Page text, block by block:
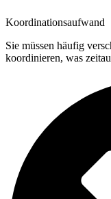
Koordinationsaufwand
Sie müssen häufig
koordinieren, was